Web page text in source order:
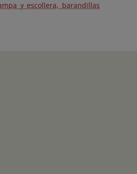
y escollera, barandillas